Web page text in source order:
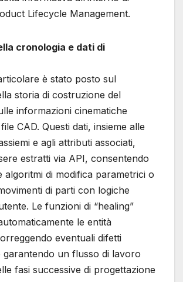
Lifecycle Management.
cronologia e dati di
è stato posto sul
storia di costruzione del
informazioni cinematiche
CAD. Questi dati, insieme alle
e agli attributi associati,
estratti via API, consentendo
algoritmi di modifica parametrici o
di parti con logiche
Le funzioni di “healing”
le entità
eventuali difetti
garantendo un flusso di lavoro
fasi successive di progettazione